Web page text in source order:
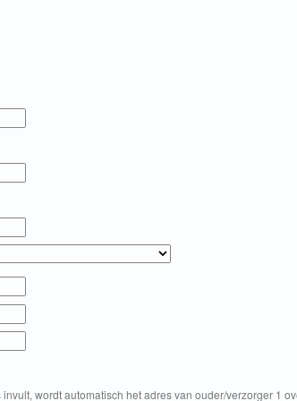
wordt automatisch het adres van ouder/verzorger 1